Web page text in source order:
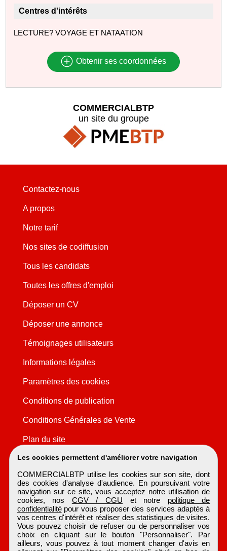
Centres d'intérêts
LECTURE? VOYAGE ET NATAATION
Obtenir ses coordonnées
Les cookies permettent d'améliorer votre navigation
COMMERCIALBTP utilise les cookies sur son site, dont
des cookies d'analyse d'audience. En poursuivant votre
navigation sur ce site, vous acceptez notre utilisation de
cookies, nos CGV / CGU et notre politique de
confidentialitépour vous proposer des services adaptés à
vos centres d'intérêt et réaliser des statistiques de visites.
Vous pouvez choisir de refuser ou de personnaliser vos
choix en cliquant sur le bouton "Personnaliser". Par
ailleurs, vous pouvez à tout moment changer d'avis en
COMMERCIALBTP
un site du groupe
Contactez-nous
A propos
Notre tarif
Nos sites de codiffusion
Tous les candidats
Toutes les offres d'emploi
Déposer un CV
Déposer une annonce
Témoignages utilisateurs
Informations légales
Paramètres des cookies
Conditions de publication
Conditions Générales de Vente
Plan du site